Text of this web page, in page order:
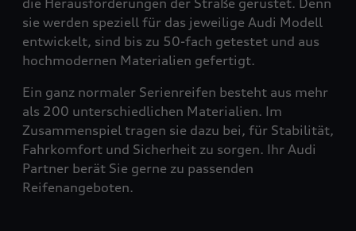
sie werden speziell für das jeweilige Audi Modell
entwickelt, sind bis zu 50-fach getestet und aus
hochmodernen Materialien gefertigt.
Ein ganz normaler Serienreifen besteht aus mehr
als 200 unterschiedlichen Materialien. Im
Zusammenspiel tragen sie dazu bei, für Stabilität,
Fahrkomfort und Sicherheit zu sorgen. Ihr Audi
Partner berät Sie gerne zu passenden
Reifenangeboten.